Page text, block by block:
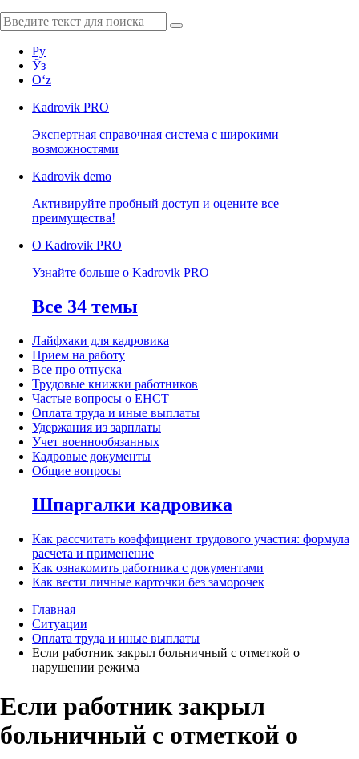
Ру
Ўз
Oʻz
Kadrovik PRO
Экспертная справочная система с широкими
возможностями
Kadrovik demo
Активируйте пробный доступ и оцените все
преимущества!
О Kadrovik PRO
Узнайте больше о Kadrovik PRO
Все 34 темы
Лайфхаки для кадровика
Прием на работу
Все про отпуска
Трудовые книжки работников
Частые вопросы о ЕНСТ
Оплата труда и иные выплаты
Удержания из зарплаты
Учет военнообязанных
Кадровые документы
Общие вопросы
Шпаргалки кадровика
Как рассчитать коэффициент трудового участия: формула
расчета и применение
Как ознакомить работника с документами
Как вести личные карточки без заморочек
Главная
Ситуации
Оплата труда и иные выплаты
Если работник закрыл больничный с отметкой о
нарушении режима
Если работник закрыл
больничный с отметкой о